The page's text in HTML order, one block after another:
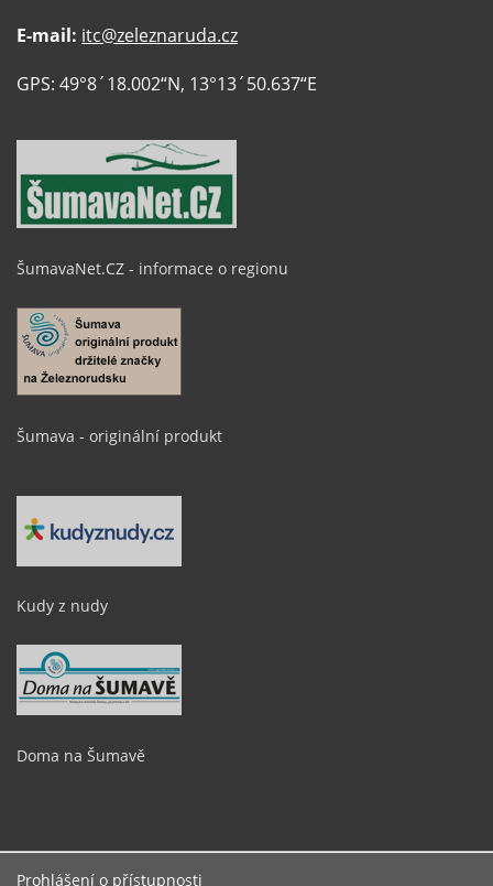
E-mail: itc@zeleznaruda.cz
GPS: 49°8´18.002“N, 13°13´50.637“E
ŠumavaNet.CZ - informace o regionu
Šumava - originální produkt
Kudy z nudy
Doma na Šumavě
Prohlášení o přístupnosti